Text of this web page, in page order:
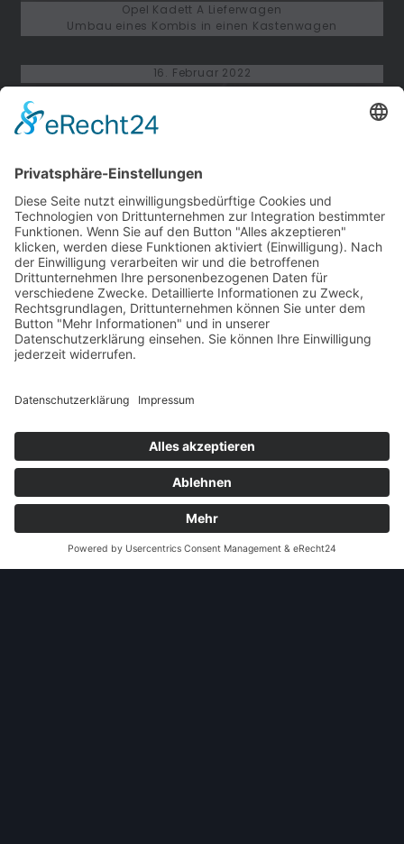
Opel Kadett A Lieferwagen
Umbau eines Kombis in einen Kastenwagen
16. Februar 2022
Opel Kapitän 1951, Limousine TopChop
Umwandlung einer Limousine in eine TopChop-Version